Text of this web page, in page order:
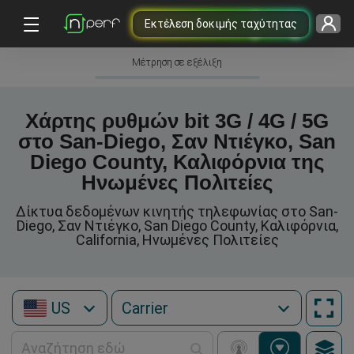
Εκτέλεση δοκιμής ταχύτητας
Μέτρηση σε εξέλιξη
Χάρτης ρυθμών bit 3G / 4G / 5G
στο San-Diego, Σαν Ντιέγκο, San
Diego County, Καλιφόρνια της
Ηνωμένες Πολιτείες
Δίκτυα δεδομένων κινητής τηλεφωνίας στο San-
Diego, Σαν Ντιέγκο, San Diego County, Καλιφόρνια,
California, Ηνωμένες Πολιτείες
US